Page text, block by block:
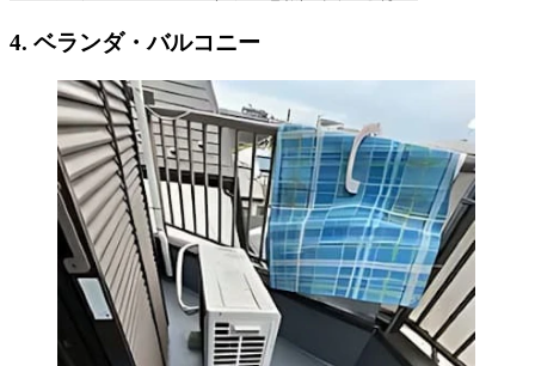
4. ベランダ・バルコニー